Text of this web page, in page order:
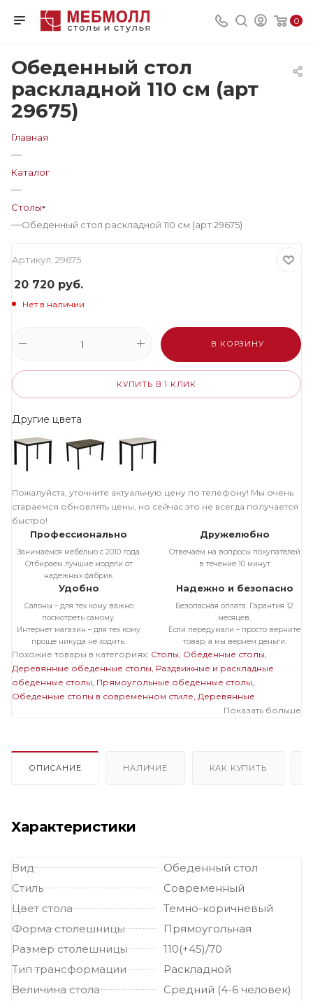
0
Обеденный стол
раскладной 110 см (арт
29675)
Главная
—
Каталог
—
Столы
—Обеденный стол раскладной 110 см (арт 29675)
Артикул: 29675
20 720 руб.
Нет в наличии
В КОРЗИНУ
КУПИТЬ В 1 КЛИК
Другие цвета
Пожалуйста, уточните актуальную цену по телефону! Мы очень
стараемся обновлять цены, но сейчас это не всегда получается
быстро!
Профессионально
Занимаемся мебелью с 2010 года.
Отбираем лучшие модели от
надежных фабрик.
Дружелюбно
Отвечаем на вопросы покупателей
в течение 10 минут
Удобно
Салоны – для тех кому важно
посмотреть самому.
Интернет магазин – для тех кому
проще никуда не ходить.
Надежно и безопасно
Безопасная оплата. Гарантия 12
месяцев.
Если передумали – просто верните
товар, а мы вернем деньги.
Похожие товары в категориях: Столы Обеденные столы
Деревянные обеденные столы Раздвижные и раскладные
обеденные столы Прямоугольные обеденные столы
Обеденные столы в современном стиле Деревянные
Деревянные прямоугольные
Показать больше
ОПИСАНИЕ НАЛИЧИЕ КАК КУПИТЬ
Характеристики
Вид
Обеденный стол
Стиль
Современный
Цвет стола
Темно-коричневый
Форма столешницы
Прямоугольная
Размер столешницы
110(+45)/70
Тип трансформации
Раскладной
Величина стола
Средний (4-6 человек)